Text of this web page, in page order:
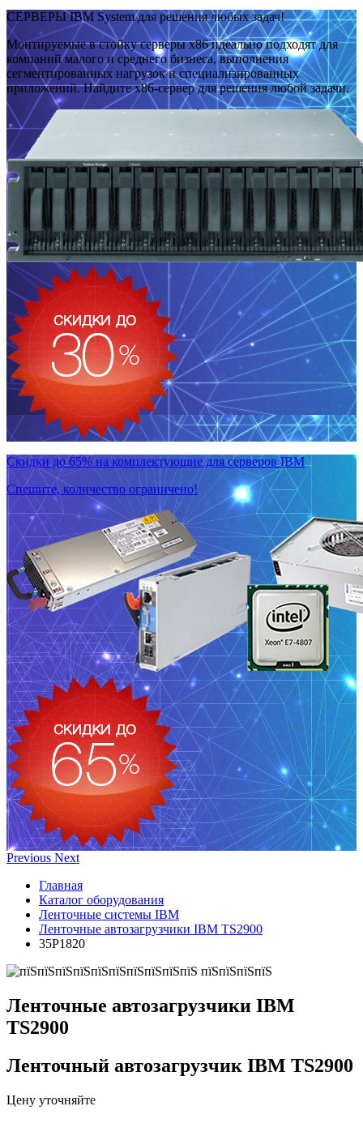
СЕРВЕРЫ IBM System для решения любых задач!
Монтируемые в стойку серверы x86 идеально подходят для
компаний малого и среднего бизнеса, выполнения
сегментированных нагрузок и специализированных
приложений. Найдите x86-сервер для решения любой задачи.
Скидки до 65% на комплектующие для серверов IBM
Спешите, количество ограничено!
Previous Next
Главная
Каталог оборудования
Ленточные системы IBM
Ленточные автозагрузчики IBM TS2900
35P1820
Ленточные автозагрузчики IBM
TS2900
Ленточный автозагрузчик IBM TS2900
Цену уточняйте